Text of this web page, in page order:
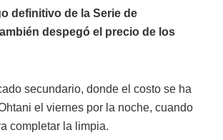
definitivo de la Serie de
despegó el precio de los
secundario, donde el costo se ha
el viernes por la noche, cuando
completar la limpia.